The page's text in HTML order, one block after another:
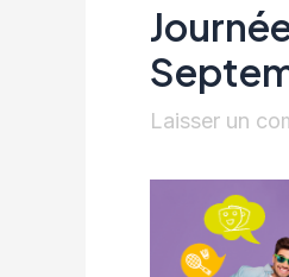
Laisser un